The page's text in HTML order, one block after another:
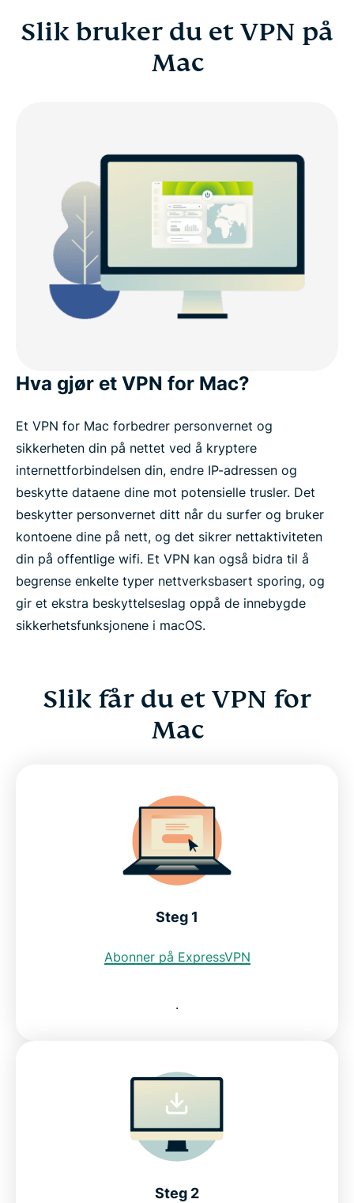
Slik bruker du et VPN på
Mac
Hva gjør et VPN for Mac?
Et VPN for Mac forbedrer personvernet og
sikkerheten din på nettet ved å kryptere
internettforbindelsen din, endre IP-adressen og
beskytte dataene dine mot potensielle trusler. Det
beskytter personvernet ditt når du surfer og bruker
kontoene dine på nett, og det sikrer nettaktiviteten
din på offentlige wifi. Et VPN kan også bidra til å
begrense enkelte typer nettverksbasert sporing, og
gir et ekstra beskyttelseslag oppå de innebygde
sikkerhetsfunksjonene i macOS.
Slik får du et VPN for
Mac
Steg 1
Abonner på ExpressVPN
.
Steg 2